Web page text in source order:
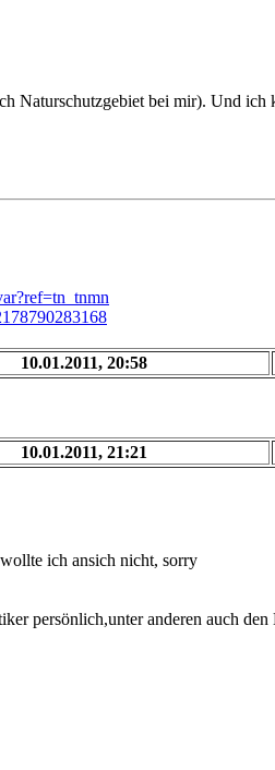
Naturschutzgebiet bei mir). Und ich
10.01.2011, 20:58
10.01.2011, 21:21
ich ansich nicht, sorry
persönlich,unter anderen auch